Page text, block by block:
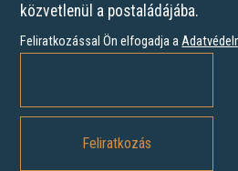
közvetlenül a postaládájába.
Feliratkozással Ön elfogadja a